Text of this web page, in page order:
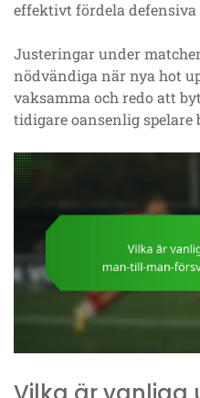
effektivt fördela defensiva
Justeringar under
nödvändiga när nya hot
vaksamma och redo att
tidigare oansenlig